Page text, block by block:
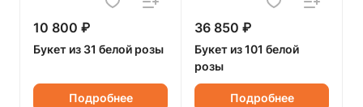
10 800 ₽
Букет из 31 белой розы
Подробнее
36 850 ₽
Букет из 101 белой
розы
Подробнее